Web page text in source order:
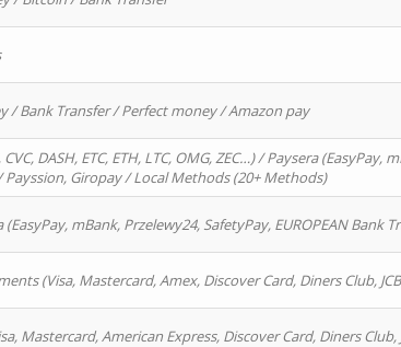
/ Bank Transfer / Perfect money / Amazon pay
DASH, ETC, ETH, LTC, OMG, ZEC…) / Paysera (EasyPay,
Payssion, Giropay / Local Methods (20+ Methods)
mBank, Przelewy24, SafetyPay, EUROPEAN Bank
(Visa, Mastercard, Amex, Discover Card, Diners Club,
Mastercard, American Express, Discover Card, Diners Club,